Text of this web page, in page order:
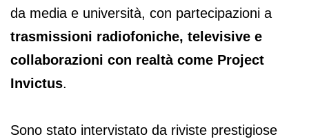
da media e università, con partecipazioni a
trasmissioni radiofoniche, televisive e
collaborazioni con realtà come Project
Invictus.
Sono stato intervistato da riviste prestigiose